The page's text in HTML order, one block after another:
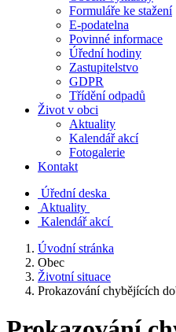
Formuláře ke stažení
E-podatelna
Povinné informace
Úřední hodiny
Zastupitelstvo
GDPR
Třídění odpadů
Život v obci
Aktuality
Kalendář akcí
Fotogalerie
Kontakt
Úřední deska
Aktuality
Kalendář akcí
Úvodní stránka
Obec
Životní situace
Prokazování chybějících